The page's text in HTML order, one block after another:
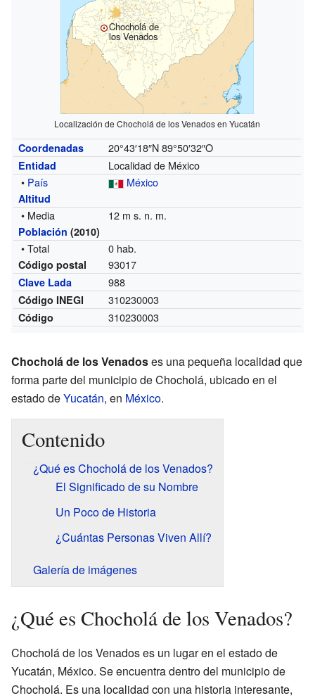
Chocholá de
los Venados
Localización de Chocholá de los Venados en Yucatán
Coordenadas 20°43′18″N 89°50′32″O
Entidad
Localidad de México
• País México
Altitud
• Media 12 m s. n. m.
Población (2010)
• Total 0 hab.
Código postal 93017
Clave Lada 988
Código INEGI 310230003
Código 310230003
Chocholá de los Venadoses una pequeña localidad que
forma parte del municipio de Chocholá, ubicado en el
estado deYucatán, en México.
Contenido
¿Qué es Chocholá de los Venados?
El Significado de su Nombre
Un Poco de Historia
¿Cuántas Personas Viven Allí?
Galería de imágenes
¿Qué es Chocholá de los Venados?
Chocholá de los Venados es un lugar en el estado de
Yucatán, México. Se encuentra dentro del municipio de
Chocholá. Es una localidad con una historia interesante,